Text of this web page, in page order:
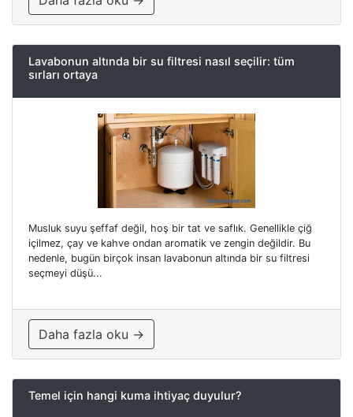
Lavabonun altında bir su filtresi nasıl seçilir: tüm
sırları ortaya
Musluk suyu şeffaf değil, hoş bir tat ve saflık. Genellikle çiğ
içilmez, çay ve kahve ondan aromatik ve zengin değildir. Bu
nedenle, bugün birçok insan lavabonun altında bir su filtresi
seçmeyi düşü...
Daha fazla oku →
Temel için hangi kuma ihtiyaç duyulur?